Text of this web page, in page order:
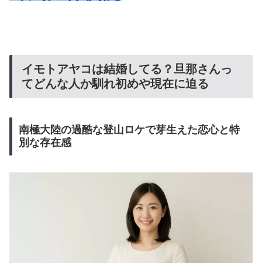
イモトアヤコは結婚してる？旦那さんっ
てどんな人か馴れ初めや現在に迫る
南極大陸の過酷な登山ロケで芽生えた恋心と特
別な存在感